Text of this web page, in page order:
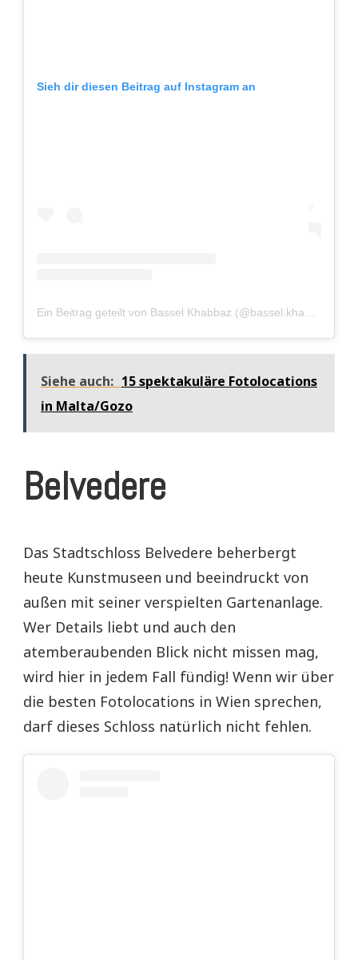
Sieh dir diesen Beitrag auf Instagram an
Siehe auch: 15 spektakuläre Fotolocations
in Malta/Gozo
Belvedere
Das Stadtschloss Belvedere beherbergt
heute Kunstmuseen und beeindruckt von
außen mit seiner verspielten Gartenanlage.
Wer Details liebt und auch den
atemberaubenden Blick nicht missen mag,
wird hier in jedem Fall fündig! Wenn wir über
die besten Fotolocations in Wien sprechen,
darf dieses Schloss natürlich nicht fehlen.